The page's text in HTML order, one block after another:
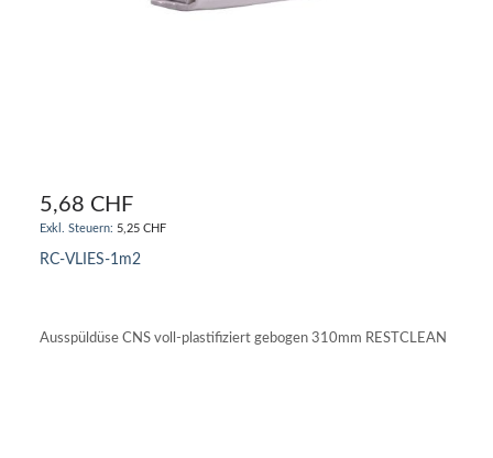
5,68 CHF
5,25 CHF
RC-VLIES-1m2
Ausspüldüse CNS voll-plastifiziert gebogen 310mm RESTCLEAN